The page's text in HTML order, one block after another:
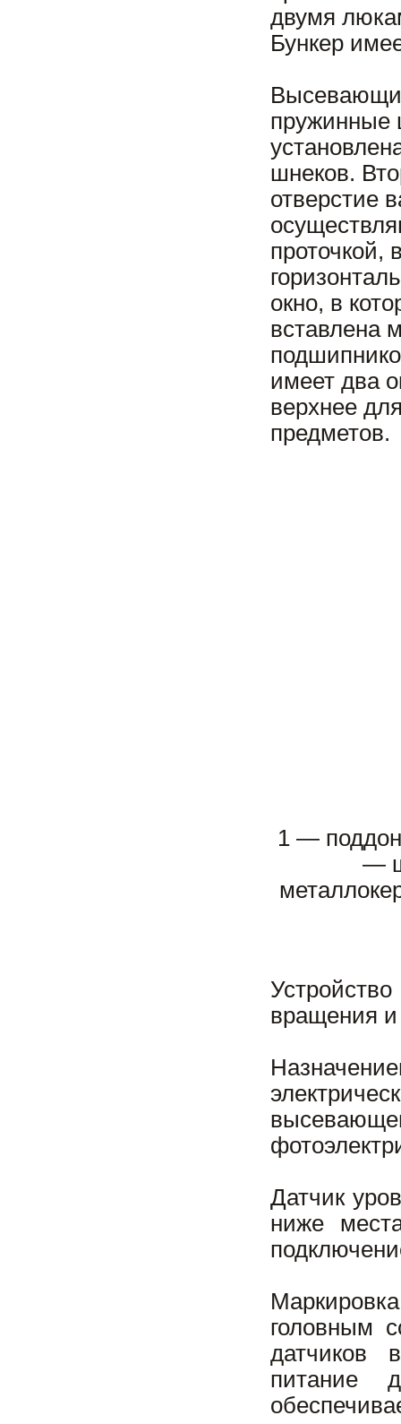
двумя
Бункер
пружинные
шнеков.
отверстие
проточкой,
окно, в
вставлена
имеет два
верхнее
предметов.
1 —
—
вращения и
Датчик
ниже
головным
датчиков
питание